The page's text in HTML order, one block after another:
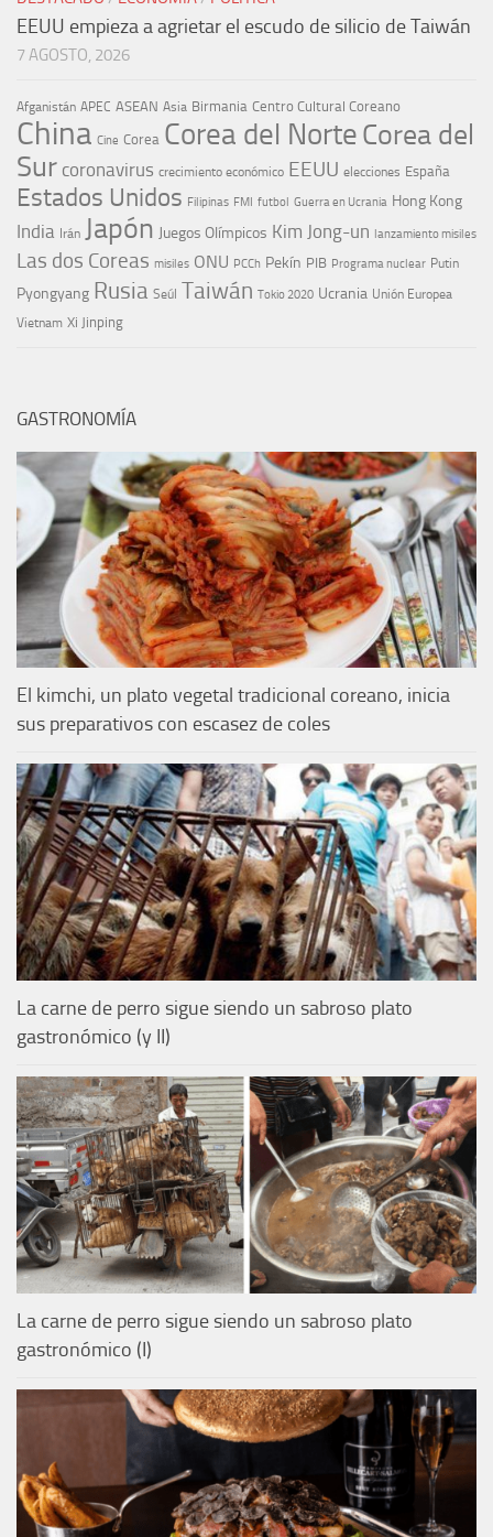
EEUU empieza a agrietar el escudo de silicio de Taiwán
7 AGOSTO, 2026
Afganistán APEC ASEAN Asia Birmania Centro Cultural Coreano
China Cine Corea Corea del NorteCorea del
Sur coronavirus crecimiento económico EEUU elecciones España
Estados Unidos Filipinas FMI futbol Guerra en Ucrania Hong Kong
India Irán Japón Juegos Olímpicos Kim Jong-un lanzamiento misiles
Las dos Coreas misiles ONU PCCh Pekín PIB Programa nuclear Putin
Pyongyang Rusia Seúl Taiwán Tokio 2020 Ucrania Unión Europea
Vietnam Xi Jinping
GASTRONOMÍA
El kimchi, un plato vegetal tradicional coreano, inicia
sus preparativos con escasez de coles
La carne de perro sigue siendo un sabroso plato
gastronómico (y II)
La carne de perro sigue siendo un sabroso plato
gastronómico (I)